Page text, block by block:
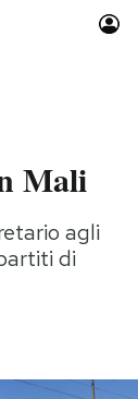
Mali
agli
di